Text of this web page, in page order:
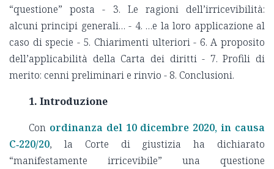
“questione” posta - 3. Le ragioni dell’irricevibilità:
alcuni principi generali… - 4. …e la loro applicazione al
caso di specie - 5. Chiarimenti ulteriori - 6. A proposito
dell’applicabilità della Carta dei diritti - 7. Profili di
merito: cenni preliminari e rinvio - 8. Conclusioni.
1. Introduzione
Con ordinanza del 10 dicembre 2020, in causa
C‑220/20, la Corte di giustizia ha dichiarato
“manifestamente irricevibile” una questione